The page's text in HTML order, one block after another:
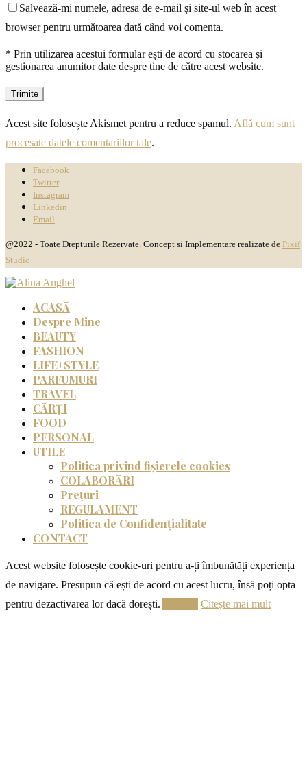
Salvează-mi numele, adresa de e-mail și site-ul web în acest
browser pentru următoarea dată când voi comenta.
* Prin utilizarea acestui formular ești de acord cu stocarea și
gestionarea anumitor date despre tine de către acest website.
Acest site folosește Akismet pentru a reduce spamul. Află cum sunt
procesate datele comentariilor tale.
Facebook
Twitter
Instagram
Linkedin
Email
@2022 - Toate Drepturile Rezervate. Concept si Implementare realizate de Pixif
Studio
ACASĂ
Despre Mine
BEAUTY
FASHION
LIFE+STYLE
PARFUMURI
TRAVEL
CĂRȚI
FOOD
PERSONAL
UTILE
Politica privind fișierele cookies
COLABORĂRI
Prețuri
REGULAMENT
Politica de Confidențialitate
CONTACT
Acest website folosește cookie-uri pentru a-ți îmbunătăți experiența
de navigare. Presupun că ești de acord cu acest lucru, însă poți opta
pentru dezactivarea lor dacă dorești.
Citește mai mult